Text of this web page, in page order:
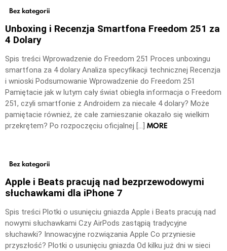
Bez kategorii
Unboxing i Recenzja Smartfona Freedom 251 za
4 Dolary
Spis treści Wprowadzenie do Freedom 251 Proces unboxingu
smartfona za 4 dolary Analiza specyfikacji technicznej Recenzja
i wnioski Podsumowanie Wprowadzenie do Freedom 251
Pamiętacie jak w lutym cały świat obiegła informacja o Freedom
251, czyli smartfonie z Androidem za niecałe 4 dolary? Może
pamiętacie również, że całe zamieszanie okazało się wielkim
przekrętem? Po rozpoczęciu oficjalnej […] MORE
Bez kategorii
Apple i Beats pracują nad bezprzewodowymi
słuchawkami dla iPhone 7
Spis treści Plotki o usunięciu gniazda Apple i Beats pracują nad
nowymi słuchawkami Czy AirPods zastąpią tradycyjne
słuchawki? Innowacyjne rozwiązania Apple Co przyniesie
przyszłość? Plotki o usunięciu gniazda Od kilku już dni w sieci